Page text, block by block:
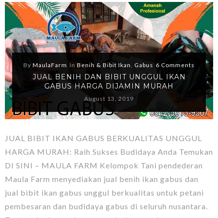
By MaulaFarm In Benih & Bibit Ikan, Gabus 6 Comments
JUAL BENIH DAN BIBIT UNGGUL IKAN
GABUS HARGA DIJAMIN MURAH
August 13, 2019
JUAL BIBIT IKAN GABUS BERKUALITAS UNGGUL
HARGA MURAH: Raih Sukses Budidaya Anda Temukan
DI SINI – MAULA FARM Kelompok Tani pendederan
Maula Farm menyediakan jual benih ikan gabus dan
jual bibit ikan gabus unggul berkualitas untuk petani
pembesaran dan budidaya gabus di seluruh nusantara.